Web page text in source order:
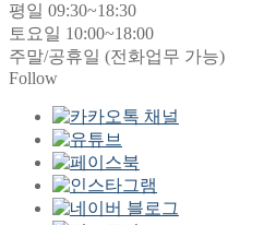
평일 09:30~18:30
토요일 10:00~18:00
주말/공휴일 (전화업무 가능)
Follow